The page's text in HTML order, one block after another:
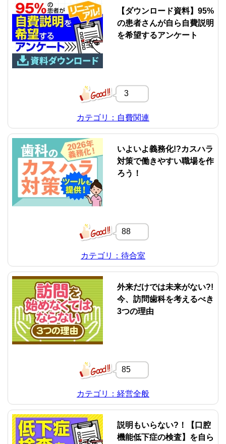
【ダウンロード資料】95%
の患者さんが自ら自費説明
を希望するアンケート
3
カテゴリ：自費関連
いよいよ義務化!?カスハラ
対策で働きやすい職場を作
ろう！
88
カテゴリ：待合室
外来だけでは未来がない?!
今、訪問歯科を考えるべき
3つの理由
85
カテゴリ：経営全般
説明もいらない?！【口腔
機能低下症の検査】を自ら